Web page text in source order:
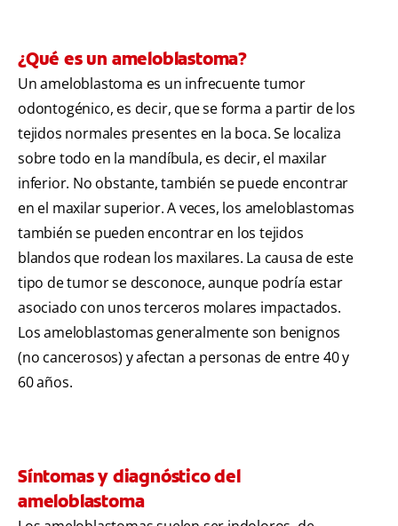
¿Qué es un ameloblastoma?
Un ameloblastoma es un infrecuente tumor
odontogénico, es decir, que se forma a partir de los
tejidos normales presentes en la boca. Se localiza
sobre todo en la mandíbula, es decir, el maxilar
inferior. No obstante, también se puede encontrar
en el maxilar superior. A veces, los ameloblastomas
también se pueden encontrar en los tejidos
blandos que rodean los maxilares. La causa de este
tipo de tumor se desconoce, aunque podría estar
asociado con unos terceros molares impactados.
Los ameloblastomas generalmente son benignos
(no cancerosos) y afectan a personas de entre 40 y
60 años.
Síntomas y diagnóstico del
ameloblastoma